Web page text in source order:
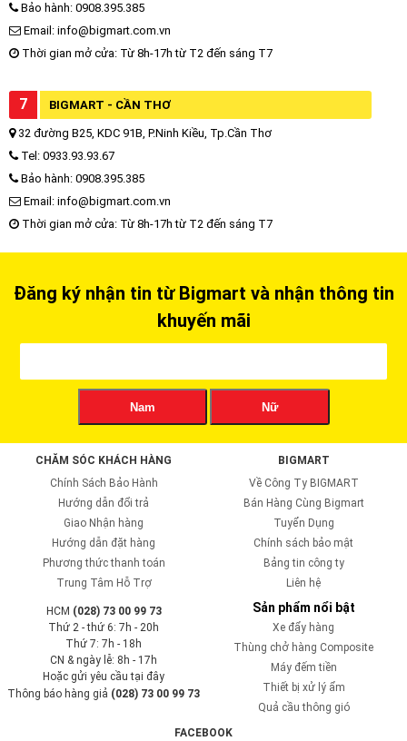
Bảo hành: 0908.395.385
Email: info@bigmart.com.vn
Thời gian mở cửa: Từ 8h-17h từ T2 đến sáng T7
7 BIGMART - CẦN THƠ
32 đường B25, KDC 91B, P.Ninh Kiều, Tp.Cần Thơ
Tel: 0933.93.93.67
Bảo hành: 0908.395.385
Email: info@bigmart.com.vn
Thời gian mở cửa: Từ 8h-17h từ T2 đến sáng T7
Đăng ký nhận tin từ Bigmart và nhận thông tin
khuyến mãi
Nam Nữ
CHĂM SÓC KHÁCH HÀNG
Chính Sách Bảo Hành
Hướng dẫn đổi trả
Giao Nhận hàng
Hướng dẫn đặt hàng
Phương thức thanh toán
Trung Tâm Hỗ Trợ
BIGMART
Về Công Ty BIGMART
Bán Hàng Cùng Bigmart
Tuyển Dụng
Chính sách bảo mật
Bảng tin công ty
Liên hệ
HCM (028) 73 00 99 73
Thứ 2 - thứ 6: 7h - 20h
Thứ 7: 7h - 18h
CN & ngày lễ: 8h - 17h
Hoặc gửi yêu cầu tại đây
Thông báo hàng giả (028) 73 00 99 73
Sản phẩm nổi bật
Xe đẩy hàng
Thùng chở hàng Composite
Máy đếm tiền
Thiết bị xử lý ẩm
Quả cầu thông gió
FACEBOOK